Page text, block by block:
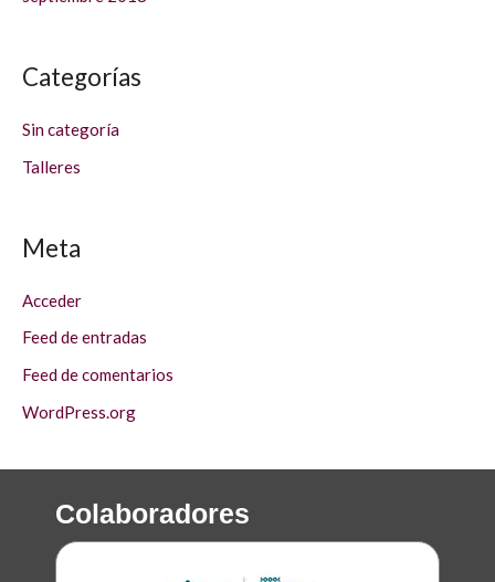
Categorías
Sin categoría
Talleres
Meta
Acceder
Feed de entradas
Feed de comentarios
WordPress.org
Colaboradores